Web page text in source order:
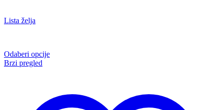
Lista želja
Odaberi opcije
Brzi pregled